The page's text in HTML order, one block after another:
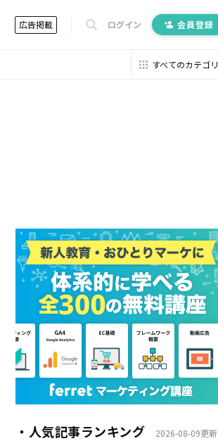
広告掲載 ログイン 会員登録
すべてのカテゴリ
・人気記事ランキング 2026-08-09更新